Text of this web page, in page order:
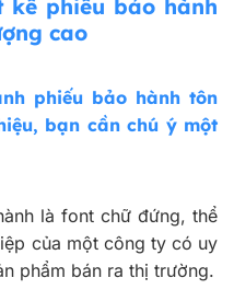
kế phiếu bảo hành
cao
phiếu bảo hành tôn
bạn cần chú ý một
là font chữ đứng, thể
của một công ty có uy
phẩm bán ra thị trường.